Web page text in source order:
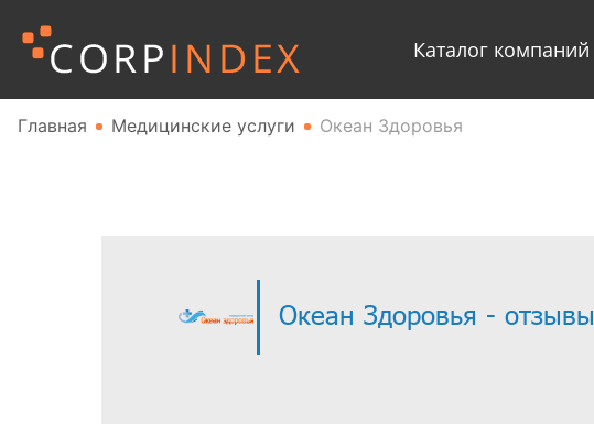
Каталог компаний
Главная Медицинские услуги Океан Здоровья
Океан Здоровья - отзывы